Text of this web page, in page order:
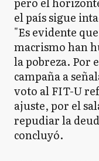
el país sigue
"Es evidente
macrismo han
la pobreza. Por
campaña a
voto al FIT-U
ajuste, por el
repudiar la
concluyó.